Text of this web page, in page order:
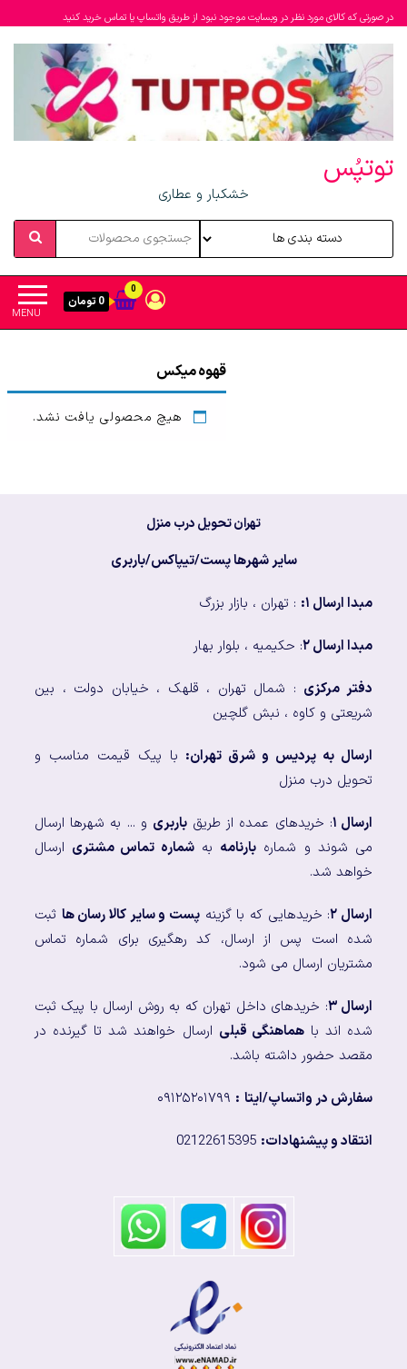
در صورتی که کالای مورد نظر در وبسایت موجود نبود از طریق واتساپ یا تماس خرید کنید
توتپُس
خشکبار و عطاری
MENU
0
0 تومان
قهوه میکس
هیچ محصولی یافت نشد.
تهران تحویل درب منزل
سایر شهرها پست/تیپاکس/باربری
مبدا ارسال ۱: : تهران ، بازار بزرگ
مبدا ارسال ۲ : حکیمیه ، بلوار بهار
دفتر مرکزی : شمال تهران ، قلهک ، خیابان دولت ، بین
شریعتی و کاوه ، نبش گلچین
ارسال به پردیس و شرق تهران: با پیک قیمت مناسب و
تحویل درب منزل
ارسال ۱ : خریدهای عمده از طریقباربری و ... به شهرها ارسال
می شوند و شماره بارنامه بهشماره تماس مشتری ارسال
خواهد شد.
ارسال ۲ : خریدهایی که با گزینه پست و سایر کالا رسان ها ثبت
شده است پس از ارسال، کد رهگیری برای شماره تماس
مشتریان ارسال می شود.
ارسال ۳
: خریدهای داخل تهران که به روش ارسال با پیک ثبت
شده اند باهماهنگی قبلی ارسال خواهند شد تا گیرنده در
مقصد حضور داشته باشد.
سفارش در واتساپ/ایتا :
انتقاد و پیشنهادات: